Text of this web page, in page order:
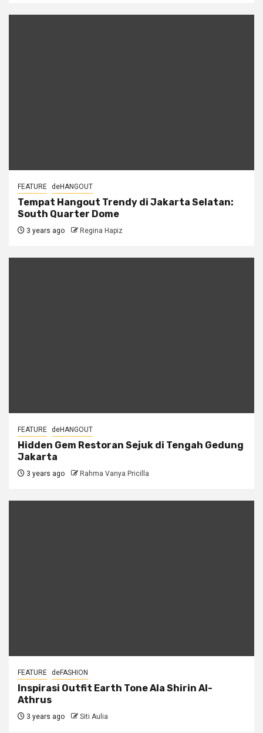
FEATURE deHANGOUT
Tempat Hangout Trendy di Jakarta Selatan:
South Quarter Dome
3 years ago Regina Hapiz
FEATURE deHANGOUT
Hidden Gem Restoran Sejuk di Tengah Gedung
Jakarta
3 years ago Rahma Vanya Pricilla
FEATURE deFASHION
Inspirasi Outfit Earth Tone Ala Shirin Al-
Athrus
3 years ago Siti Aulia